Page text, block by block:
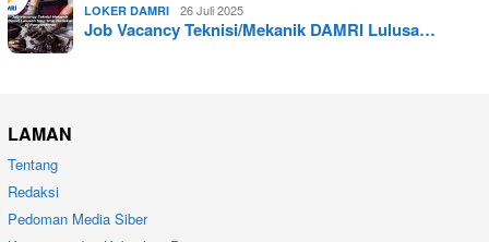
LOKER DAMRI 26 Juli 2025
Job Vacancy Teknisi/Mekanik DAMRI Lulusa…
LAMAN
Tentang
Redaksi
Pedoman Media Siber